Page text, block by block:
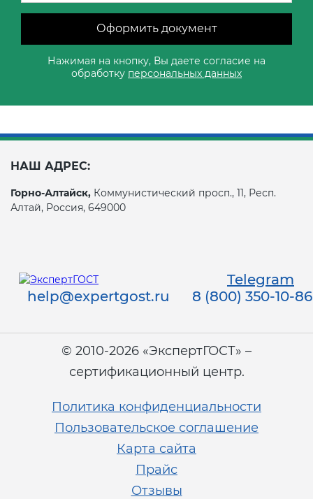
Оформить документ
Нажимая на кнопку, Вы даете согласие на
обработку персональных данных
НАШ АДРЕС:
Горно-Алтайск, Коммунистический просп., 11, Респ.
Алтай, Россия, 649000
Telegram
help@expertgost.ru
8 (800) 350-10-86
© 2010-2026 «ЭкспертГОСТ» –
сертификационный центр.
Политика конфиденциальности
Пользовательское соглашение
Карта сайта
Прайс
Отзывы